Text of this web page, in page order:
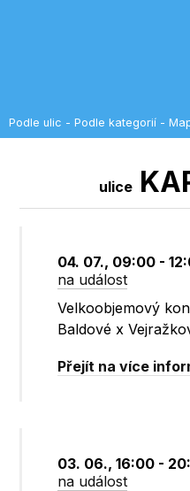
Podle ulic - Podle kategorií -
ulice
04. 07., 09:00 -
na událost
Velkoobjemový
Baldové x
Přejít na více
03. 06., 16:00 -
na událost